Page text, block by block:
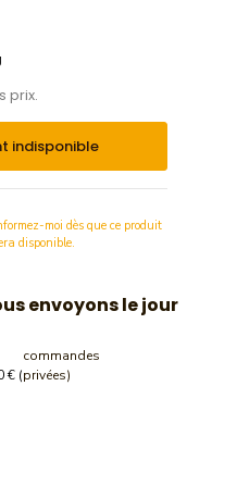
prix.
indisponible
moi dès que ce produit
disponible.
envoyons le jour
€ (
commandes
privées)